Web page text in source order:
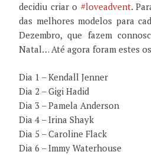
decidiu criar o ‪#‎loveadvent‬.
das melhores modelos para
Dezembro, que fazem
Natal… Até agora foram estes
Dia 1 – Kendall Jenner
Dia 2 – Gigi Hadid
Dia 3 – Pamela Anderson
Dia 4 – Irina Shayk
Dia 5 – Caroline Flack
Dia 6 – Immy Waterhouse